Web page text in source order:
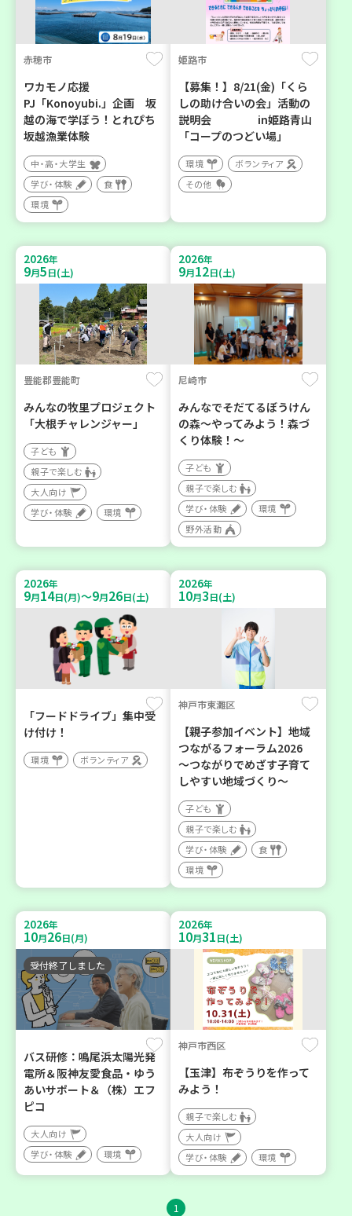
赤穂市
ワカモノ応援
PJ「Konoyubi.」企画 坂
越の海で学ぼう！とれぴち
坂越漁業体験
中・高・大学生
学び・体験
食
環境
姫路市
【募集！】8/21(金)「くら
しの助け合いの会」活動の
説明会 in姫路青山
「コープのつどい場」
環境
ボランティア
その他
2026年
9月5日(土)
豊能郡豊能町
みんなの牧里プロジェクト
「大根チャレンジャー」
子ども
親子で楽しむ
大人向け
学び・体験
環境
2026年
9月12日(土)
尼崎市
みんなでそだてるぼうけん
の森～やってみよう！森づ
くり体験！～
子ども
親子で楽しむ
学び・体験
環境
野外活動
2026年
9月14日(月)～9月26日(土)
「フードドライブ」集中受
け付け！
環境 ボランティア
2026年
10月3日(土)
神戸市東灘区
【親子参加イベント】地域
つながるフォーラム2026
～つながりでめざす子育て
しやすい地域づくり～
子ども
親子で楽しむ
学び・体験
食
環境
2026年
10月26日(月)
受付終了しました
バス研修：鳴尾浜太陽光発
電所＆阪神友愛食品・ゆう
あいサポート＆（株）エフ
ピコ
大人向け
学び・体験
環境
2026年
10月31日(土)
神戸市西区
【玉津】布ぞうりを作って
みよう！
親子で楽しむ
大人向け
学び・体験
環境
1